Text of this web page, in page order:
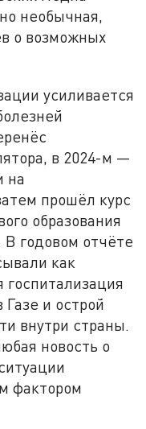
необычная,
о возможных
усиливается
в 2024-м —
на
прошёл курс
образования
годовом отчёте
как
и острой
внутри страны.
новость о
фактором